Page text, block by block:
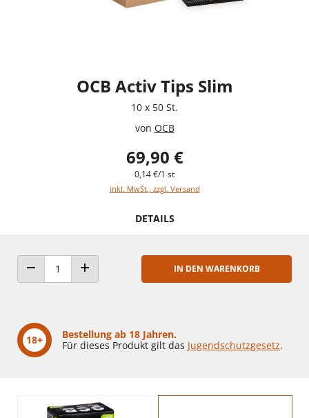
OCB Activ Tips Slim
10 x 50 St.
von OCB
69,90 €
0,14 €/1 st
inkl. MwSt., zzgl. Versand
DETAILS
ANZAHL VERRINGERNANZAHL ERHÖHEN
IN DEN WARENKORB
18+
Bestellung ab 18 Jahren.
Für dieses Produkt gilt das Jugendschutzgesetz.